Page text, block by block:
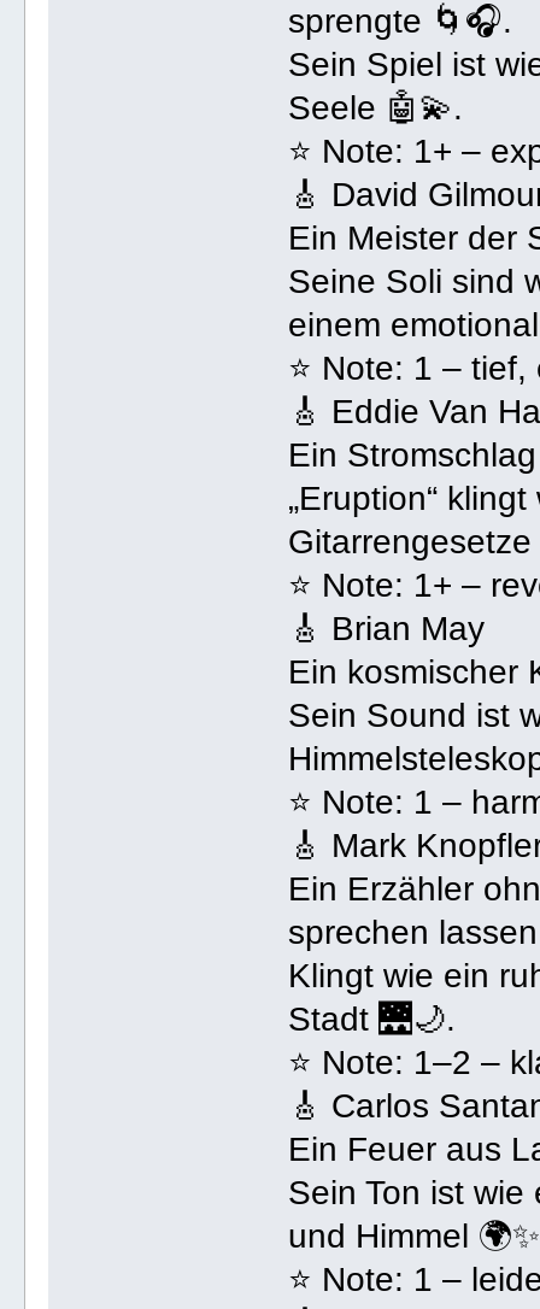
sprengte 🌀🎧.
Sein Spiel ist
Seele 🤖💫.
⭐ Note: 1+ –
🎸 David
Ein Meister der
Seine Soli sind
einem
⭐ Note: 1 –
🎸 Eddie Van
Ein
„Eruption“
⭐ Note: 1+ –
🎸 Brian May
Ein kosmischer
Sein Sound ist
⭐ Note: 1 –
🎸 Mark
Ein Erzähler
sprechen
Klingt wie ein
Stadt 🌉🌙.
⭐ Note: 1–2 –
🎸 Carlos
Ein Feuer aus
Sein Ton ist wie
und Himmel
⭐ Note: 1 –